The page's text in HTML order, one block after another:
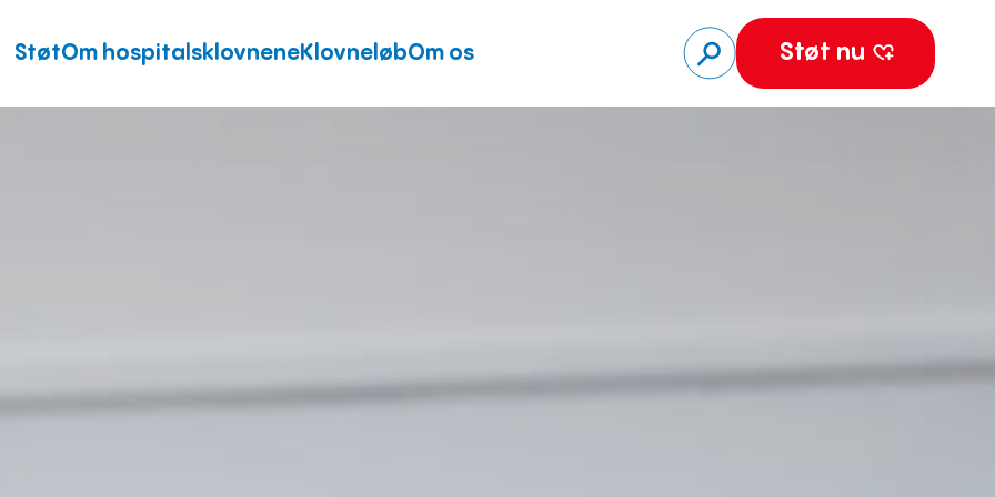
StøtOm hospitalsklovneneKlovneløbOm os Støt nu